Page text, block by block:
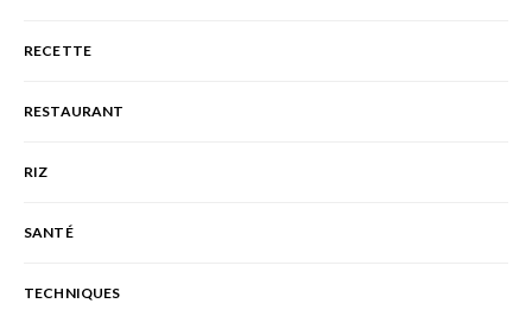
RECETTE
RESTAURANT
RIZ
SANTÉ
TECHNIQUES